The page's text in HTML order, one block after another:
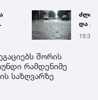
და
19:38
შორის
რამდენიმე
საზღვარზე